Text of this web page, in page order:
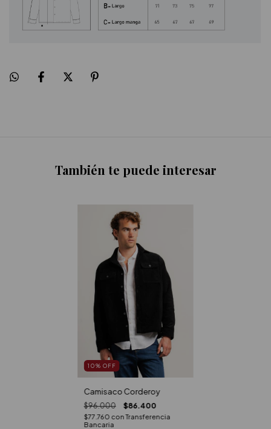
También te puede interesar
10% OFF
Camisaco Corderoy
$96.000 $86.400
$77.760 con Transferencia
Bancaria